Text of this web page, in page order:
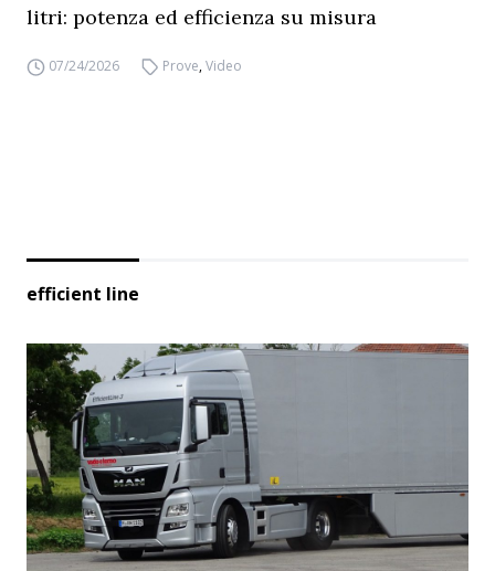
litri: potenza ed efficienza su misura
07/24/2026 Prove,Video
efficient line